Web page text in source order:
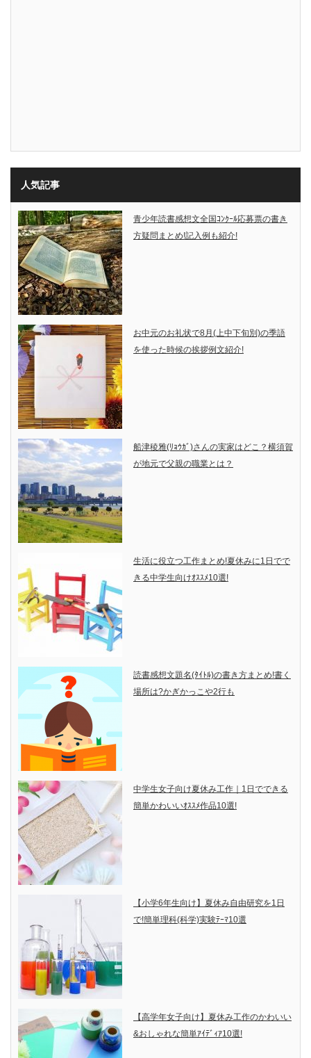
人気記事
青少年読書感想文全国ｺﾝｸｰﾙ応募票の書き
方疑問まとめ!記入例も紹介!
お中元のお礼状で8月(上中下旬別)の季語
を使った時候の挨拶例文紹介!
船津稜雅(ﾘｮｳｶﾞ)さんの実家はどこ？横須賀
が地元で父親の職業とは？
生活に役立つ工作まとめ!夏休みに1日でで
きる中学生向けｵｽｽﾒ10選!
読書感想文題名(ﾀｲﾄﾙ)の書き方まとめ!書く
場所は?かぎかっこや2行も
中学生女子向け夏休み工作｜1日でできる
簡単かわいいｵｽｽﾒ作品10選!
【小学6年生向け】夏休み自由研究を1日
で!簡単理科(科学)実験ﾃｰﾏ10選
【高学年女子向け】夏休み工作のかわいい
&おしゃれな簡単ｱｲﾃﾞｨｱ10選!